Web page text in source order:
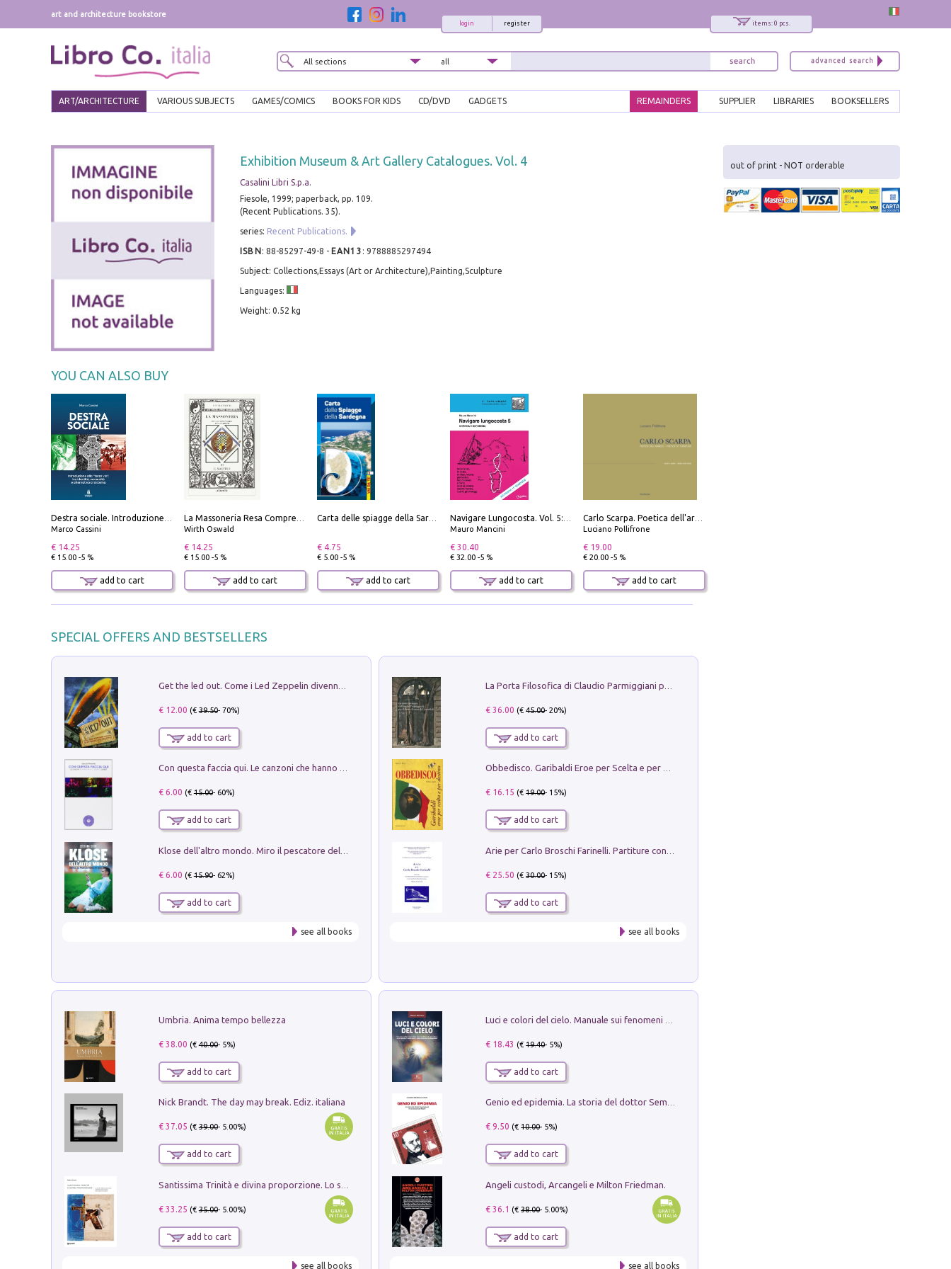
art and architecture bookstore
items: 0 pcs.
register
login
ART/ARCHITECTURE VARIOUS SUBJECTS GAMES/COMICS BOOKS FOR KIDS CD/DVD GADGETS BOOKSELLERS
LIBRARIES
SUPPLIER
REMAINDERS
Exhibition Museum & Art Gallery Catalogues. Vol. 4
Casalini Libri S.p.a.
Fiesole, 1999; paperback, pp. 109.
(Recent Publications. 35).
series: Recent Publications.
ISBN : 88-85297-49-8 - EAN13 : 9788885297494
Subject: Collections,Essays (Art or Architecture),Painting,Sculpture
Languages:
Weight: 0.52 kg
YOU CAN ALSO BUY
Destra sociale. Introduzione alla «terza via», tra identità, comunità e alternativa al sistema
Marco Cassini
€ 14.25
€ 15.00 -5 %
add to cart
La Massoneria Resa Comprensibile ai Suoi Adepti. Vol. 3: il Maestro.
Wirth Oswald
€ 14.25
€ 15.00 -5 %
add to cart
Carta delle spiagge della Sardegna. Con custodia
€ 4.75
€ 5.00 -5 %
add to cart
Navigare Lungocosta. Vol. 5: Corsica e Sardegna
Mauro Mancini
€ 30.40
€ 32.00 -5 %
add to cart
Carlo Scarpa. Poetica dell'arredo. Tavoli e sedie-Poetics of furniture. Tables and chairs. Ediz. bilingue
Luciano Pollifrone
€ 19.00
€ 20.00 -5 %
add to cart
SPECIAL OFFERS AND BESTSELLERS
€ 12.00 (€39.50- 70%)
add to cart
Con questa faccia qui. Le canzoni che hanno fatto la storia di Ligabue
€ 6.00 (€15.00- 60%)
add to cart
Klose dell'altro mondo. Miro il pescatore del goal
€ 6.00 (€15.90- 62%)
add to cart
see all books
€ 36.00 (€45.00- 20%)
add to cart
Obbedisco. Garibaldi Eroe per Scelta e per Destino
€ 16.15 (€19.00- 15%)
add to cart
€ 25.50 (€30.00- 15%)
add to cart
see all books
Umbria. Anima tempo bellezza
€ 38.00 (€40.00- 5%)
add to cart
Nick Brandt. The day may break. Ediz. italiana
€ 37.05 (€39.00- 5.00%)
add to cart
€ 33.25 (€35.00- 5.00%)
add to cart
see all books
€ 18.43 (€19.40- 5%)
add to cart
Genio ed epidemia. La storia del dottor Semmelweis, il Salvatore delle Madri
€ 9.50 (€10.00- 5%)
add to cart
Angeli custodi, Arcangeli e Milton Friedman.
€ 36.1 (€38.00- 5.00%)
add to cart
see all books
out of print - NOT orderable
x
Interessato ai nostri libri?
Allora iscriviti alla nostra newsletter!
Sarai informato delle nostre novità, potrai
comunque cancellarti quando desideri.